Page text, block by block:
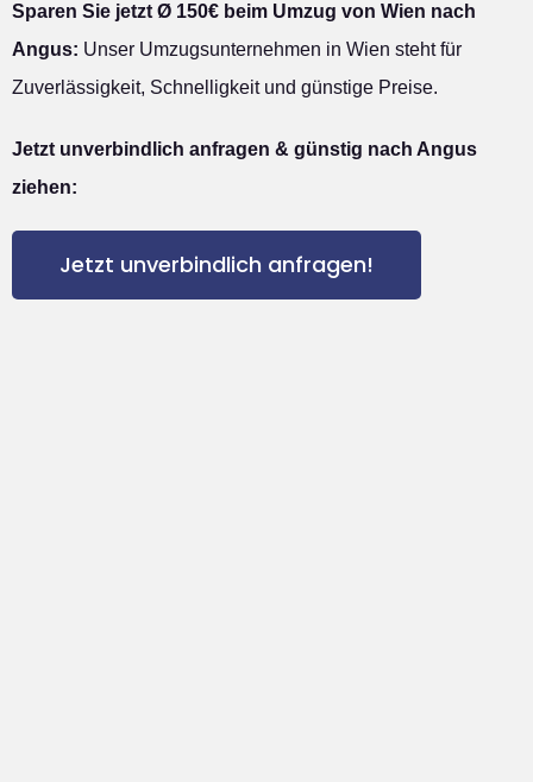
Sparen Sie jetzt Ø 150€ beim Umzug von Wien nach
Angus: Unser Umzugsunternehmen in Wien steht für
Zuverlässigkeit, Schnelligkeit und günstige Preise.
Jetzt unverbindlich anfragen & günstig nach Angus
ziehen:
Jetzt unverbindlich anfragen!